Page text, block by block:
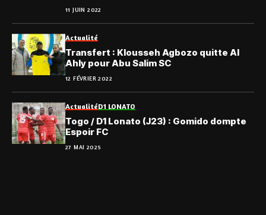
11 JUIN 2022
Actualité
Transfert : Klousseh Agbozo quitte Al
Ahly pour Abu Salim SC
12 FÉVRIER 2022
ActualitéD1 LONATO
Togo / D1 Lonato (J23) : Gomido dompte
Espoir FC
27 MAI 2025